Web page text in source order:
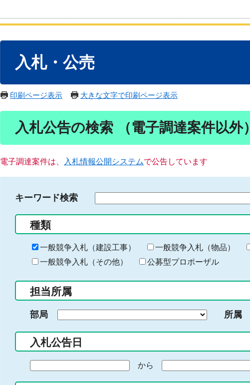
入札・公売
印刷ページ表示 大きな文字で印刷ページ表示
入札公告の検索 （電子調達案件以外）
電子調達案件は、 入札情報公開システムで公告しています
キーワード検索
る
キ
ー
ー
入
力
種類
一般競争入札（建設工事） 一般競争入札（物品）
一般競争入札（その他）
公募型プロポーザル
担当所属
部局 所属
入札公告日
から